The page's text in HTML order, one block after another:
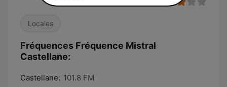
Locales
Fréquences Fréquence Mistral
Castellane:
Castellane: 101.8 FM